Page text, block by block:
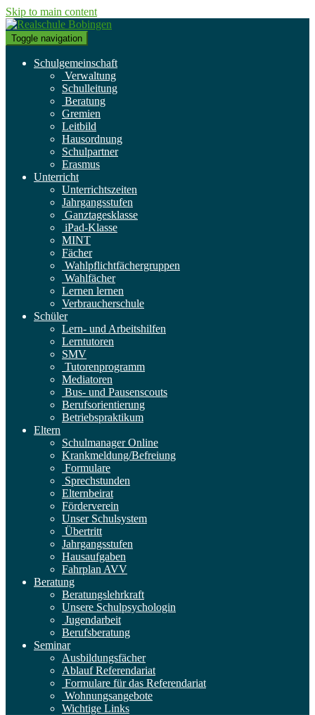
Skip to main content
Toggle navigation
Schulgemeinschaft
Verwaltung
Schulleitung
Beratung
Gremien
Leitbild
Hausordnung
Schulpartner
Erasmus
Unterricht
Unterrichtszeiten
Jahrgangsstufen
Ganztagesklasse
iPad-Klasse
MINT
Fächer
Wahlpflichtfächergruppen
Wahlfächer
Lernen lernen
Verbraucherschule
Schüler
Lern- und Arbeitshilfen
Lerntutoren
SMV
Tutorenprogramm
Mediatoren
Bus- und Pausenscouts
Berufsorientierung
Betriebspraktikum
Eltern
Schulmanager Online
Krankmeldung/Befreiung
Formulare
Sprechstunden
Elternbeirat
Förderverein
Unser Schulsystem
Übertritt
Jahrgangsstufen
Hausaufgaben
Fahrplan AVV
Beratung
Beratungslehrkraft
Unsere Schulpsychologin
Jugendarbeit
Berufsberatung
Seminar
Ausbildungsfächer
Ablauf Referendariat
Formulare für das Referendariat
Wohnungsangebote
Wichtige Links